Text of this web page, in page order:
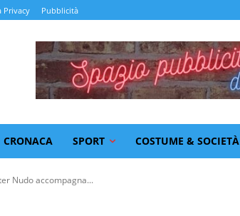
Privacy Pubblicità
CRONACA SPORT COSTUME & SOCIETÀ
Nudo accompagna...